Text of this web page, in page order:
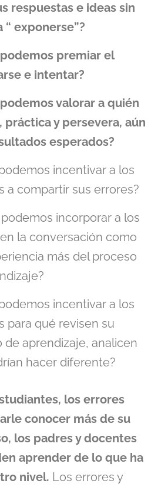
respuestas e ideas sin
“ exponerse”?
premiar el
e intentar?
valorar a quién
práctica y persevera, aún
esperados?
incentivar a los
a compartir sus errores?
incorporar a los
la conversación como
más del proceso
incentivar a los
para qué revisen su
de aprendizaje, analicen
hacer diferente?
los errores
conocer más de su
los padres y docentes
aprender de lo que ha
nivel. Los errores y